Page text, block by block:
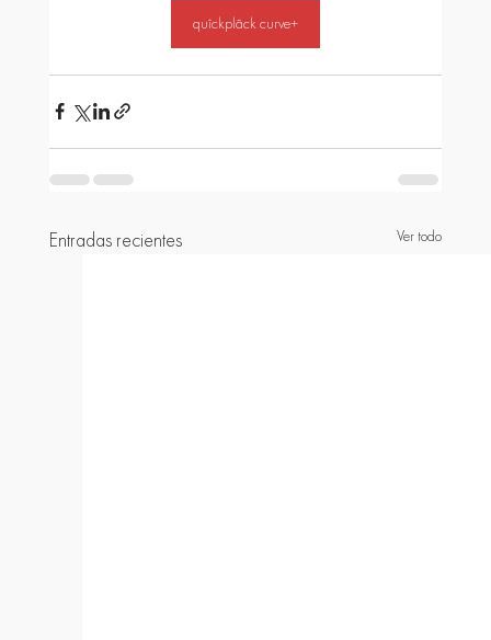
quîckplâck curve+
Entradas recientes Ver todo